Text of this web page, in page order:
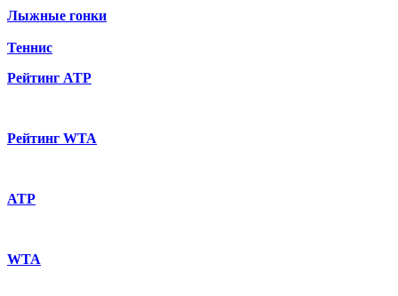
Лыжные гонки
Теннис
Рейтинг ATP
Рейтинг WTA
ATP
WTA